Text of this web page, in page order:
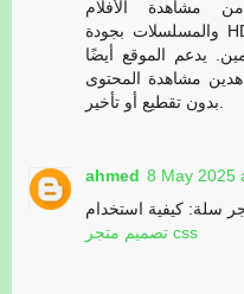
مشاهدة الأفلام
والمسلسلات بجودة HD أو حتى 4K في بعض الأحيان، مما
يدعم الموقع أيضًا
مشاهدة المحتوى
ahmed 8 May 2025
تصميم متجر css